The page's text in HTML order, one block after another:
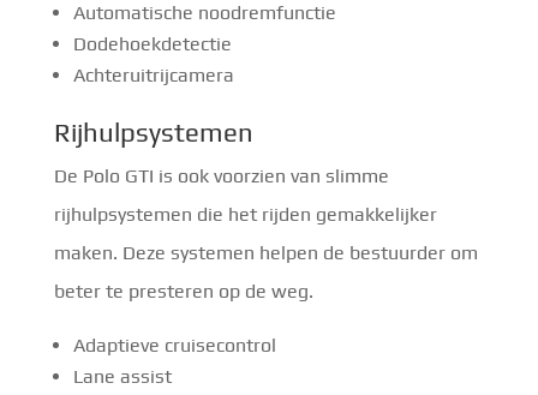
Automatische noodremfunctie
Dodehoekdetectie
Achteruitrijcamera
Rijhulpsystemen
De Polo GTI is ook voorzien van slimme
rijhulpsystemen die het rijden gemakkelijker
maken. Deze systemen helpen de bestuurder om
beter te presteren op de weg.
Adaptieve cruisecontrol
Lane assist